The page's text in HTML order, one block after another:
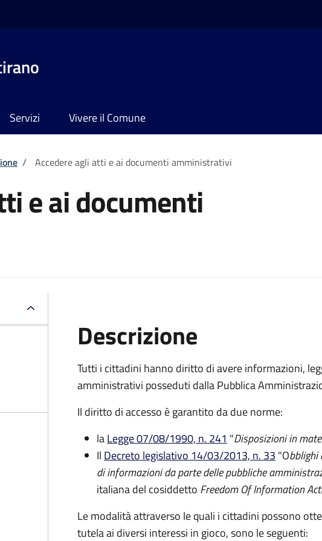
Servizi Vivere il Comune
/ Accedere agli atti e ai documenti amministrativi
e ai documenti
Descrizione
Tutti i cittadini hanno diritto di avere informazioni,
amministrativi posseduti dalla Pubblica
Il diritto di accesso è garantito da due norme:
laLegge 07/08/1990, n. 241 "Disposizioni in
Il Decreto legislativo 14/03/2013, n. 33 "Obblighi
di informazioni da parte delle pubbliche
italiana del cosiddetto Freedom Of Information Act
Le modalità attraverso le quali i cittadini possono
tutela ai diversi interessi in gioco, sono le seguenti: